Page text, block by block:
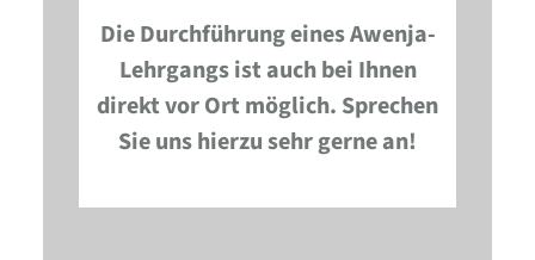
Die Durchführung eines Awenja-
Lehrgangs ist auch bei Ihnen
direkt vor Ort möglich. Sprechen
Sie uns hierzu sehr gerne an!